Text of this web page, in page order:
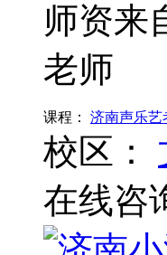
师资来
老师
课程： 济南声乐艺
校区：
在线咨